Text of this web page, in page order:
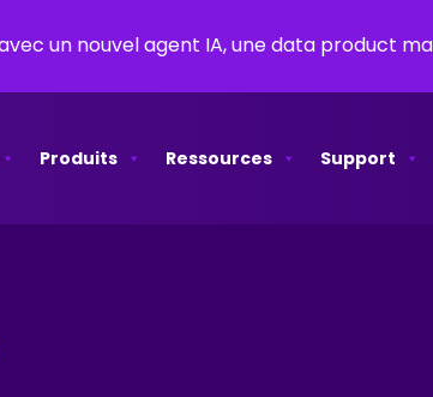
un nouvel agent IA, une data product
Produits Ressources Support